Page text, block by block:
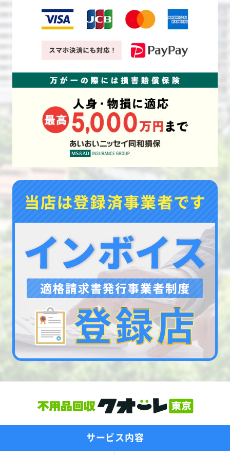
サービス内容